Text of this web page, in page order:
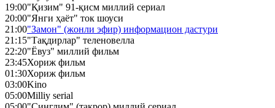
19:00"Қизим" 91-қисм миллий сериал
20:00"Янги ҳаёт" ток шоуси
21:00"Замон" (жонли эфир) информацион дастури
21:15"Тақдирлар" теленовелла
22:20"Ёвуз" миллий фильм
23:45Хориж фильм
01:30Хориж фильм
03:00Kino
05:00Milliy serial